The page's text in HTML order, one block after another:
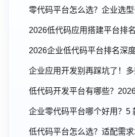
零代码平台怎么选？企业选
2026低代码应用搭建平台排
2026企业低代码平台排名深
企业应用开发别再踩坑了！
企业零代码平台哪个好用？5
低代码平台怎么选？适配需